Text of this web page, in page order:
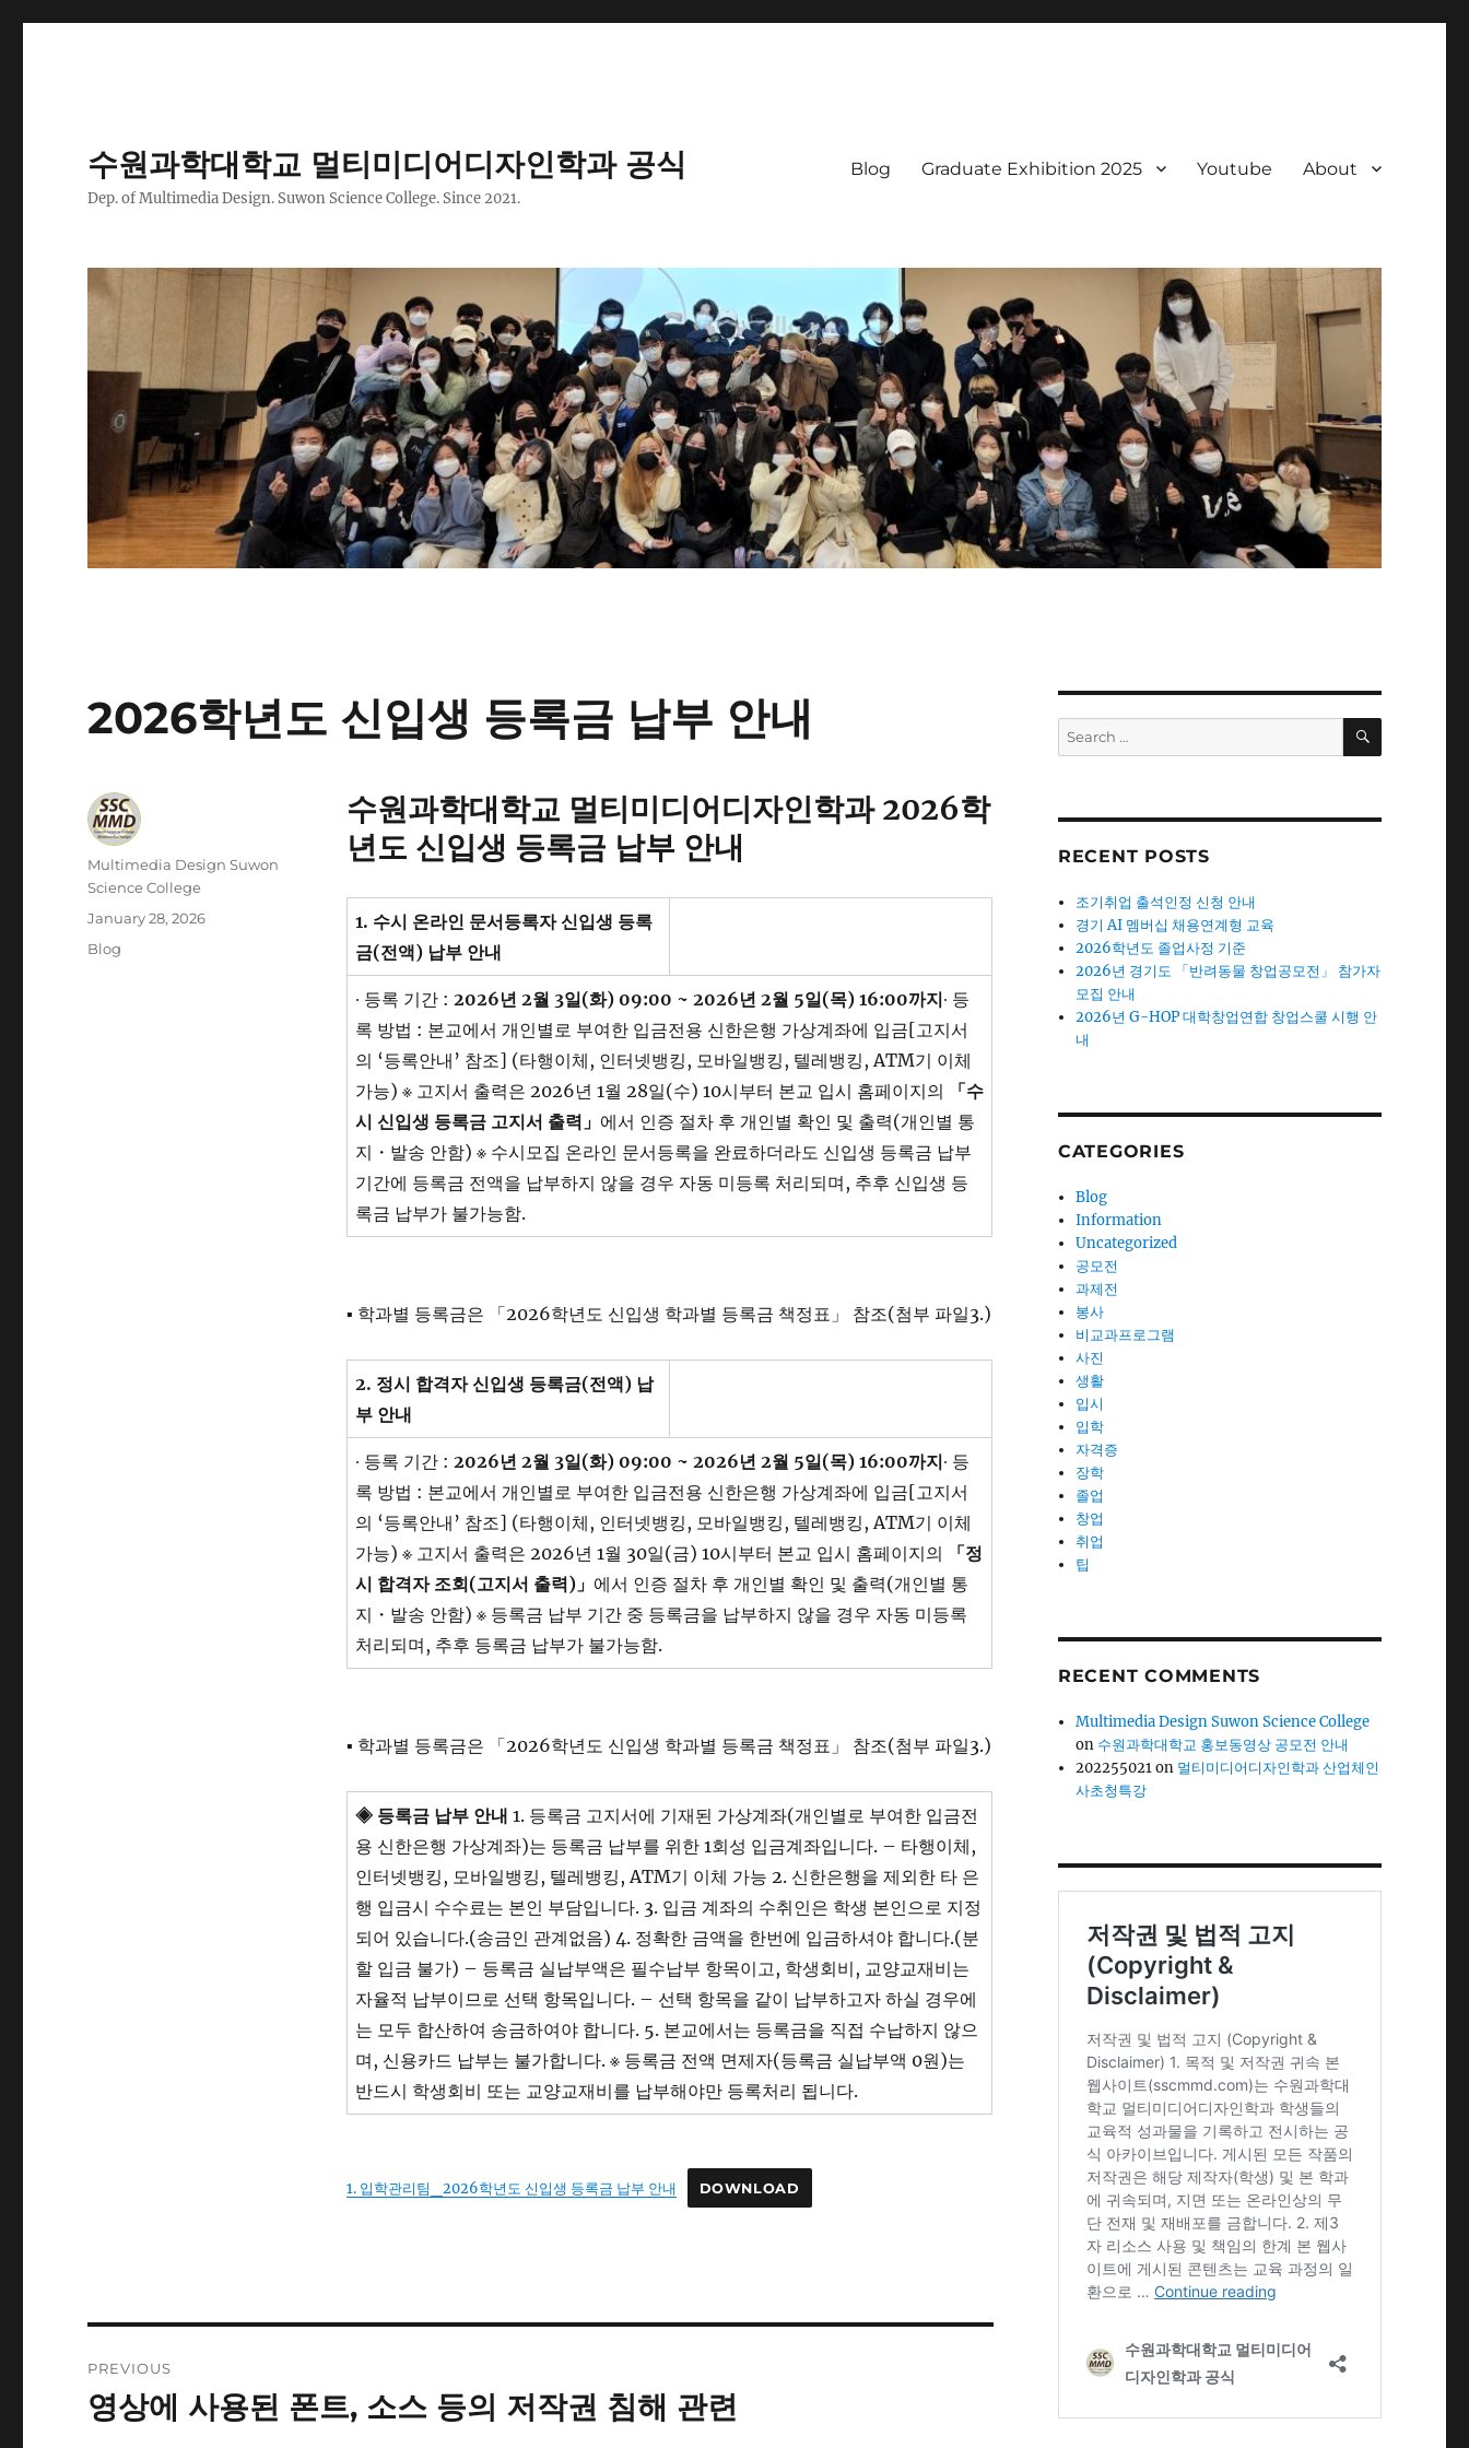
수원과학대학교 멀티미디어디자인학과 공식
Dep. of Multimedia Design. Suwon Science College. Since 2021.
Blog Graduate Exhibition 2025 Youtube About
2026학년도 신입생 등록금 납부 안내
수원과학대학교 멀티미디어디자인학과 2026학
년도 신입생 등록금 납부 안내
1. 수시 온라인 문서등록자 신입생 등록
금(전액) 납부 안내
∙ 등록 기간 : 2026년 2월 3일(화) 09:00 ~ 2026년 2월 5일(목) 16:00까지∙ 등
록 방법 : 본교에서 개인별로 부여한 입금전용 신한은행 가상계좌에 입금[고지서
의 ‘등록안내’ 참조] (타행이체, 인터넷뱅킹, 모바일뱅킹, 텔레뱅킹, ATM기 이체
가능) ※ 고지서 출력은 2026년 1월 28일(수) 10시부터 본교 입시 홈페이지의
「수
시 신입생 등록금 고지서 출력 」 에서 인증 절차 후 개인별 확인 및 출력(개인별 통
지・발송 안함) ※ 수시모집 온라인 문서등록을 완료하더라도 신입생 등록금 납부
기간에 등록금 전액을 납부하지 않을 경우 자동 미등록 처리되며, 추후 신입생 등
록금 납부가 불가능함.
▪ 학과별 등록금은 「2026학년도 신입생 학과별 등록금 책정표」 참조(첨부 파일3.)
2. 정시 합격자 신입생 등록금(전액) 납
부 안내
∙ 등록 기간 : 2026년 2월 3일(화) 09:00 ~ 2026년 2월 5일(목) 16:00까지∙ 등
록 방법 : 본교에서 개인별로 부여한 입금전용 신한은행 가상계좌에 입금[고지서
의 ‘등록안내’ 참조] (타행이체, 인터넷뱅킹, 모바일뱅킹, 텔레뱅킹, ATM기 이체
가능) ※ 고지서 출력은 2026년 1월 30일(금) 10시부터 본교 입시 홈페이지의
「정
시 합격자 조회(고지서 출력)」 에서 인증 절차 후 개인별 확인 및 출력(개인별 통
지・발송 안함) ※ 등록금 납부 기간 중 등록금을 납부하지 않을 경우 자동 미등록
처리되며, 추후 등록금 납부가 불가능함.
▪ 학과별 등록금은 「2026학년도 신입생 학과별 등록금 책정표」 참조(첨부 파일3.)
◈ 등록금 납부 안내 1. 등록금 고지서에 기재된 가상계좌(개인별로 부여한 입금전
용 신한은행 가상계좌)는 등록금 납부를 위한 1회성 입금계좌입니다. – 타행이체,
인터넷뱅킹, 모바일뱅킹, 텔레뱅킹, ATM기 이체 가능 2. 신한은행을 제외한 타 은
행 입금시 수수료는 본인 부담입니다. 3. 입금 계좌의 수취인은 학생 본인으로 지정
되어 있습니다.(송금인 관계없음) 4. 정확한 금액을 한번에 입금하셔야 합니다.(분
할 입금 불가) – 등록금 실납부액은 필수납부 항목이고, 학생회비, 교양교재비는
자율적 납부이므로 선택 항목입니다. – 선택 항목을 같이 납부하고자 하실 경우에
는 모두 합산하여 송금하여야 합니다. 5. 본교에서는 등록금을 직접 수납하지 않으
며, 신용카드 납부는 불가합니다. ※ 등록금 전액 면제자(등록금 실납부액 0원)는
반드시 학생회비 또는 교양교재비를 납부해야만 등록처리 됩니다.
1. 입학관리팀_2026학년도 신입생 등록금 납부 안내 DOWNLOAD
Author
Multimedia Design Suwon
Science College
Posted
on
January 28, 2026
Categories
Blog
navigation
PREVIOUS
Previous
영상에 사용된 폰트, 소스 등의 저작권 침해 관련
Search
for:
SEARCH
RECENT POSTS
조기취업 출석인정 신청 안내
경기 AI 멤버십 채용연계형 교육
2026학년도 졸업사정 기준
2026년 경기도 「반려동물 창업공모전」 참가자
모집 안내
2026년 G-HOP 대학창업연합 창업스쿨 시행 안
내
CATEGORIES
Blog
Information
Uncategorized
공모전
과제전
봉사
비교과프로그램
사진
생활
입시
입학
자격증
장학
졸업
창업
취업
팁
RECENT COMMENTS
Multimedia Design Suwon Science College
on 수원과학대학교 홍보동영상 공모전 안내
202255021on 멀티미디어디자인학과 산업체인
사초청특강